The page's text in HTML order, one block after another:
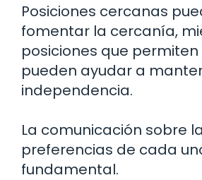
Posiciones cercanas
fomentar la cercanía,
posiciones que
pueden ayudar a
independencia.
La comunicación sobre
preferencias de cada
fundamental.